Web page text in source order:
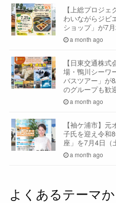
【上総プロジ
わいながらジビ
ショップ」が7
a month ago
【日東交通株
場・鴨川シーワ
バスツアー」が
のグループも歓
a month ago
【袖ケ浦市】
子氏を迎え令和
座」を7月4日（
a month ago
よくあるテーマ